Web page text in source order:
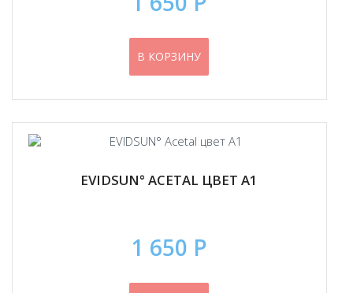
В КОРЗИНУ
EVIDSUN° ACETAL ЦВЕТ А1
1 650 Р